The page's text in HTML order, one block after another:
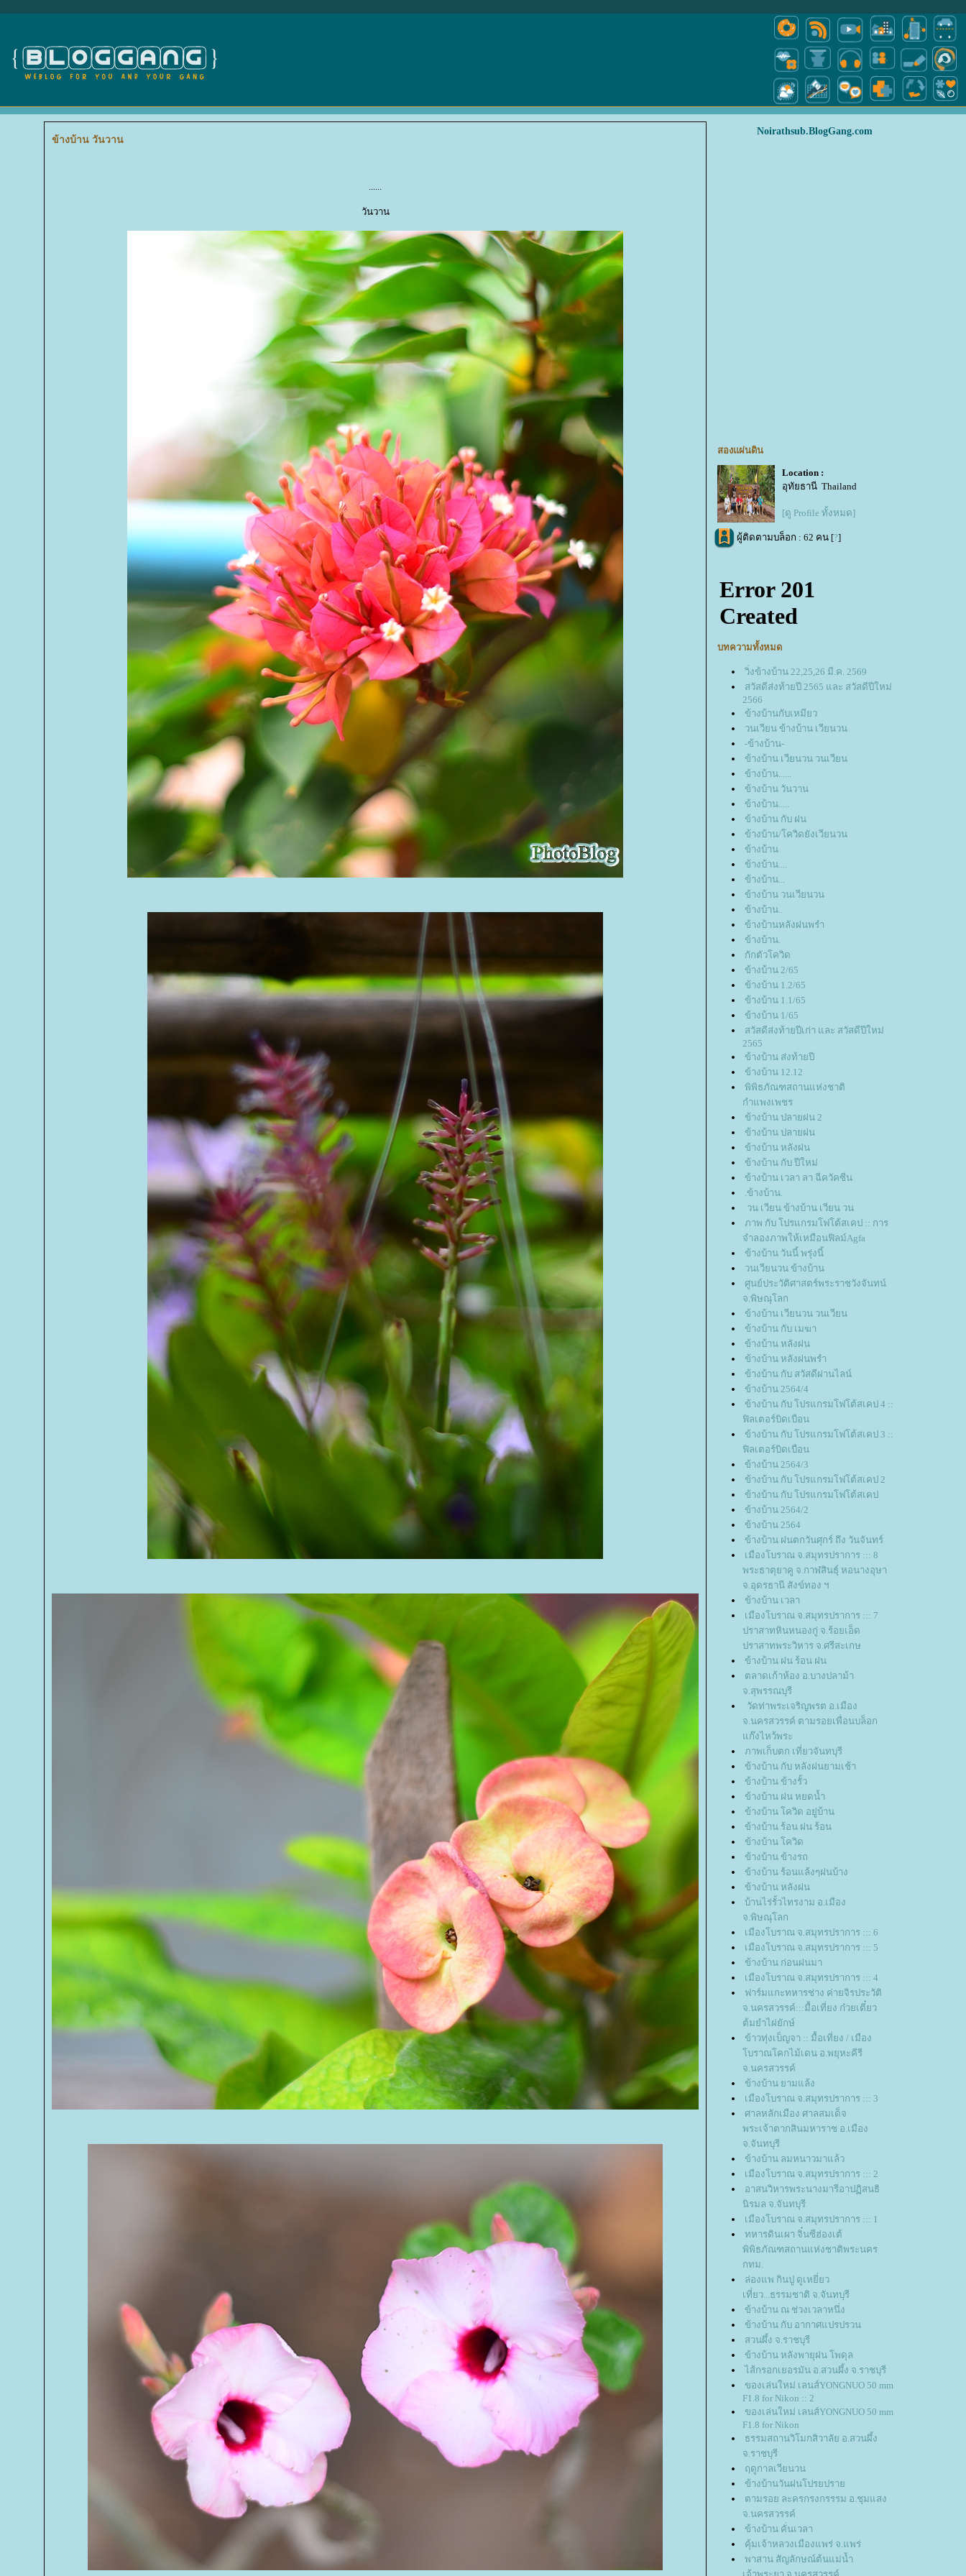
ข้างบ้าน วันวาน
......
วันวาน
Noirathsub.BlogGang.com
สองแผ่นดิน
Location :
อุทัยธานี Thailand
[ดู Profile ทั้งหมด]
ผู้ติดตามบล็อก : 62 คน [?]
บทความทั้งหมด
วิ่งข้างบ้าน 22,25,26 มี.ค. 2569
สวัสดีส่งท้ายปี 2565 และ สวัสดีปีใหม่
2566
ข้างบ้านกับเหมียว
วนเวียน ข้างบ้าน เวียนวน
-ข้างบ้าน-
ข้างบ้าน เวียนวน วนเวียน
ข้างบ้าน......
ข้างบ้าน วันวาน
ข้างบ้าน.....
ข้างบ้าน กับ ฝน
ข้างบ้าน/โควิดยังเวียนวน
ข้างบ้าน
ข้างบ้าน....
ข้างบ้าน...
ข้างบ้าน วนเวียนวน
ข้างบ้าน..
ข้างบ้านหลังฝนพรำ
ข้างบ้าน.
กักตัวโควิด
ข้างบ้าน 2/65
ข้างบ้าน 1.2/65
ข้างบ้าน 1.1/65
ข้างบ้าน 1/65
สวัสดีส่งท้ายปีเก่า และ สวัสดีปีใหม่
2565
ข้างบ้าน ส่งท้ายปี
ข้างบ้าน 12.12
พิพิธภัณฑสถานแห่งชาติ
กำแพงเพชร
ข้างบ้าน ปลายฝน 2
ข้างบ้าน ปลายฝน
ข้างบ้าน หลังฝน
ข้างบ้าน กับ ปีใหม่
ข้างบ้าน เวลา ลา ฉีควัคซีน
.ข้างบ้าน.
วน เวียน ข้างบ้าน เวียน วน
ภาพ กับ โปรแกรมโฟโต้สเคป :: การ
จำลองภาพให้เหมือนฟิลม์Agfa
ข้างบ้าน วันนี้ พรุ่งนี้
วนเวียนวน ข้างบ้าน
ศูนย์ประวัติศาสตร์พระราชวังจันทน์
จ.พิษณุโลก
ข้างบ้าน เวียนวน วนเวียน
ข้างบ้าน กับ เมฆา
ข้างบ้าน หลังฝน
ข้างบ้าน หลังฝนพรำ
ข้างบ้าน กับ สวัสดีผ่านไลน์
ข้างบ้าน 2564/4
ข้างบ้าน กับ โปรแกรมโฟโต้สเคป 4 ::
ฟิลเตอร์บิดเบือน
ข้างบ้าน กับ โปรแกรมโฟโต้สเคป 3 ::
ฟิลเตอร์บิดเบือน
ข้างบ้าน 2564/3
ข้างบ้าน กับ โปรแกรมโฟโต้สเคป 2
ข้างบ้าน กับ โปรแกรมโฟโต้สเคป
ข้างบ้าน 2564/2
ข้างบ้าน 2564
ข้างบ้าน ฝนตกวันศุกร์ ถึง วันจันทร์
เมืองโบราณ จ.สมุทรปราการ ::: 8
พระธาตุยาคู จ.กาฬสินธุ์ หอนางอุษา
จ.อุดรธานี สังข์ทอง ฯ
ข้างบ้าน เวลา
เมืองโบราณ จ.สมุทรปราการ ::: 7
ปราสาทหินหนองกู่ จ.ร้อยเอ็ด
ปราสาทพระวิหาร จ.ศรีสะเกษ
ข้างบ้าน ฝน ร้อน ฝน
ตลาดเก้าห้อง อ.บางปลาม้า
จ.สุพรรณบุรี
วัดท่าพระเจริญพรต อ.เมือง
จ.นครสวรรค์ ตามรอยเพื่อนบล็อก
ก๊งไหว้พระ
ภาพเก็บตก เที่ยวจันทบุรี
ข้างบ้าน กับ หลังฝนยามเช้า
ข้างบ้าน ข้างรั้ว
ข้างบ้าน ฝน หยดน้ำ
ข้างบ้าน โควิด อยู่บ้าน
ข้างบ้าน ร้อน ฝน ร้อน
ข้างบ้าน โควิด
ข้างบ้าน ข้างรถ
ข้างบ้าน ร้อนแล้งๆฝนบ้าง
ข้างบ้าน หลังฝน
บ้านไร่รั้วไทรงาม อ.เมือง
จ.พิษณุโลก
เมืองโบราณ จ.สมุทรปราการ ::: 6
เมืองโบราณ จ.สมุทรปราการ ::: 5
ข้างบ้าน ก่อนฝนมา
เมืองโบราณ จ.สมุทรปราการ ::: 4
ฟาร์มแกะทหารช่าง ค่ายจิรประวัติ
จ.นครสวรรค์:::มื้อเที่ยง ก๋วยเตี๋ยว
ต้มยำไผ่ยักษ์
ข้าวทุ่งเบ็ญจา :: มื้อเที่ยง / เมือง
บราณโคกไม้เดน อ.พยุหะคีรี
จ.นครสวรรค์
ข้างบ้าน ยามแล้ง
เมืองโบราณ จ.สมุทรปราการ ::: 3
ศาลหลักเมือง ศาลสมเด็จ
พระเจ้าตากสินมหาราช อ.เมือง
จ.จันทบุรี
ข้างบ้าน ลมหนาวมาแล้ว
เมืองโบราณ จ.สมุทรปราการ ::: 2
อาสนวิหารพระนางมารีอาปฏิสนธิ
นิรมล จ.จันทบุรี
เมืองโบราณ จ.สมุทรปราการ ::: 1
ทหารดินเผา จิ๋นซีฮ่องเต้
พิพิธภัณฑสถานแห่งชาติพระนคร
กทม.
ล่องแพ กินปู ดูเหยี่ยว
เที่ยว...ธรรมชาติ จ.จันทบุรี
ข้างบ้าน ณ ช่วงเวลาหนึ่ง
ข้างบ้าน กับ อากาศแปรปรวน
สวนผึ้ง จ.ราชบุรี
ข้างบ้าน หลังพายุฝน โพดุล
ไส้กรอกเยอรมัน อ.สวนผึ้ง จ.ราชบุรี
ของเล่นใหม่ เลนส์YONGNUO 50 mm
F1.8 for Nikon :: 2
ของเล่นใหม่ เลนส์YONGNUO 50 mm
F1.8 for Nikon
ธรรมสถานวิโมกสิวาลัย อ.สวนผึ้ง
จ.ราชบุรี
ฤดูกาลเวียนวน
ข้างบ้านวันฝนโปรยปรา
ตามรอย ละครกรงกรรรม อ.ชุมแสง
จ.นครสวรรค์
ข้างบ้าน คั่นเวลา
คุ้มเจ้าหลวงเมืองแพร่ จ.แพร่
พาสาน สัญลักษณ์ต้นแม่น้ำ